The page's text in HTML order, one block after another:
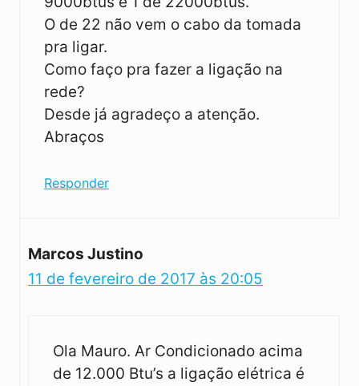
O de 22 não vem o cabo da tomada
pra ligar.
Como faço pra fazer a ligação na
rede?
Desde já agradeço a atenção.
Abraços
Responder
Marcos Justino
11 de fevereiro de 2017 às 20:05
Ola Mauro. Ar Condicionado acima
de 12.000 Btu’s a ligação elétrica é